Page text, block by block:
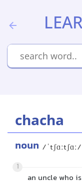
chacha
noun /ˈtʃɑːtʃɑː/
1
an uncle who